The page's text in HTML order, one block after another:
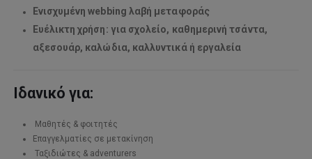
Ενισχυμένη webbing λαβή μεταφοράς
Ευέλικτη χρήση: για σχολείο, καθημερινή τσάντα,
αξεσουάρ, καλώδια, καλλυντικά ή εργαλεία
Ιδανικό για:
Μαθητές & φοιτητές
Επαγγελματίες σε μετακίνηση
Ταξιδιώτες & adventurers